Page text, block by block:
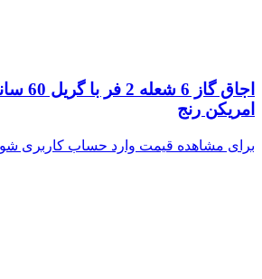
اجاق
امریکن رنج
برای مشاهده قیمت وارد حساب کاربری